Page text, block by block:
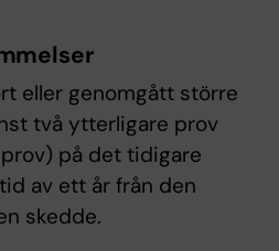
eller genomgått större
två ytterligare prov
på det tidigare
av ett år från den
skedde.